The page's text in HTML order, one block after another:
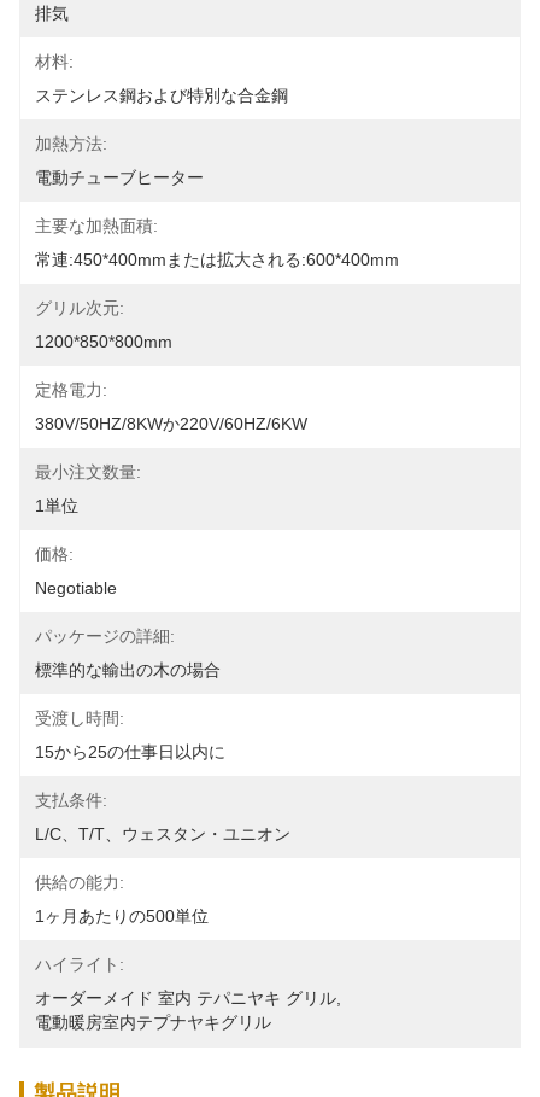
排気
材料:
ステンレス鋼および特別な合金鋼
加熱方法:
電動チューブヒーター
主要な加熱面積:
常連:450*400mmまたは拡大される:600*400mm
グリル次元:
1200*850*800mm
定格電力:
380V/50HZ/8KWか220V/60HZ/6KW
最小注文数量:
1単位
価格:
Negotiable
パッケージの詳細:
標準的な輸出の木の場合
受渡し時間:
15から25の仕事日以内に
支払条件:
L/C、T/T、ウェスタン・ユニオン
供給の能力:
1ヶ月あたりの500単位
ハイライト:
オーダーメイド 室内 テパニヤキ グリル
電動暖房室内テプナヤキグリル